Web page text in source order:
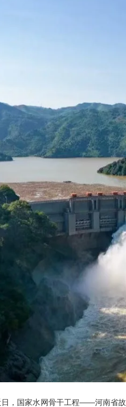
日，国家水网骨干工程——河南省故